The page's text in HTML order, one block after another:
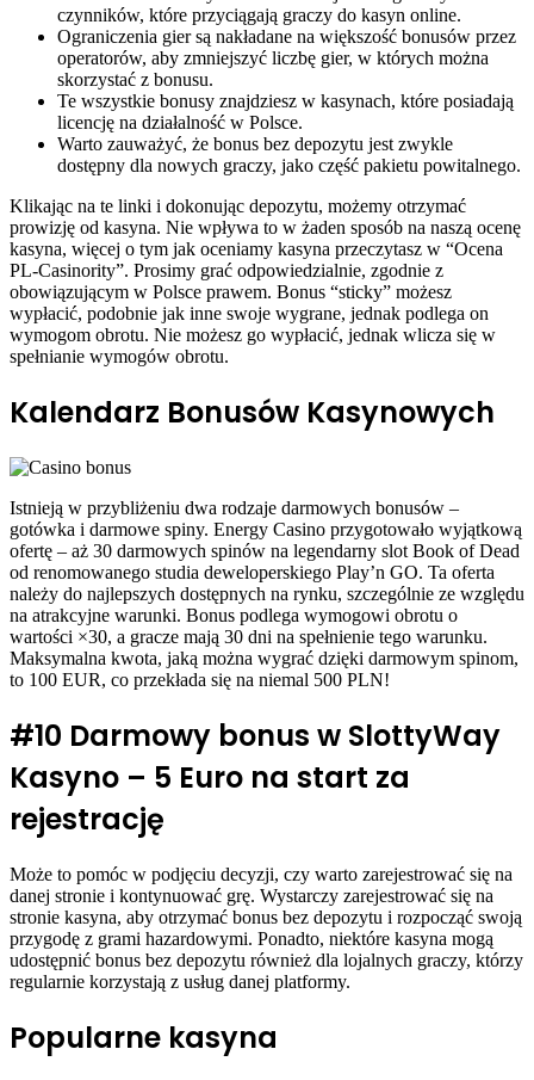
czynników, które przyciągają graczy do kasyn online.
Ograniczenia gier są nakładane na większość bonusów przez
operatorów, aby zmniejszyć liczbę gier, w których można
skorzystać z bonusu.
Te wszystkie bonusy znajdziesz w kasynach, które posiadają
licencję na działalność w Polsce.
Warto zauważyć, że bonus bez depozytu jest zwykle
dostępny dla nowych graczy, jako część pakietu powitalnego.
Klikając na te linki i dokonując depozytu, możemy otrzymać
prowizję od kasyna. Nie wpływa to w żaden sposób na naszą ocenę
kasyna, więcej o tym jak oceniamy kasyna przeczytasz w “Ocena
PL-Casinority”. Prosimy grać odpowiedzialnie, zgodnie z
obowiązującym w Polsce prawem. Bonus “sticky” możesz
wypłacić, podobnie jak inne swoje wygrane, jednak podlega on
wymogom obrotu. Nie możesz go wypłacić, jednak wlicza się w
spełnianie wymogów obrotu.
Kalendarz Bonusów Kasynowych
Istnieją w przybliżeniu dwa rodzaje darmowych bonusów –
gotówka i darmowe spiny. Energy Casino przygotowało wyjątkową
ofertę – aż 30 darmowych spinów na legendarny slot Book of Dead
od renomowanego studia deweloperskiego Play’n GO. Ta oferta
należy do najlepszych dostępnych na rynku, szczególnie ze względu
na atrakcyjne warunki. Bonus podlega wymogowi obrotu o
wartości ×30, a gracze mają 30 dni na spełnienie tego warunku.
Maksymalna kwota, jaką można wygrać dzięki darmowym spinom,
to 100 EUR, co przekłada się na niemal 500 PLN!
#10 Darmowy bonus w SlottyWay
Kasyno – 5 Euro na start za
rejestrację
Może to pomóc w podjęciu decyzji, czy warto zarejestrować się na
danej stronie i kontynuować grę. Wystarczy zarejestrować się na
stronie kasyna, aby otrzymać bonus bez depozytu i rozpocząć swoją
przygodę z grami hazardowymi. Ponadto, niektóre kasyna mogą
udostępnić bonus bez depozytu również dla lojalnych graczy, którzy
regularnie korzystają z usług danej platformy.
Popularne kasyna